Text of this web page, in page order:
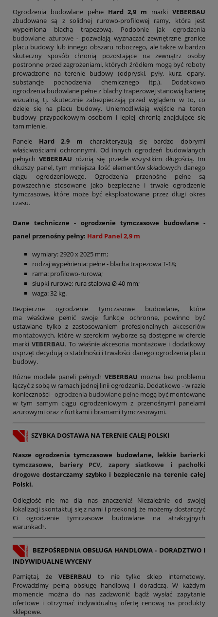
Ogrodzenia budowlane pełne Hard 2,9 m markiVEBERBAU
zbudowane są z solidnej rurowo-profilowej ramy, która jest
wypełniona blachą trapezową. Podobnie jak ogrodzenia
budowlane ażurowe- pozwalają wyznaczać zewnętrzne granice
placu budowy lub innego obszaru roboczego, ale także w bardzo
skuteczny sposób chronią pozostające na zewnątrz osoby
postronne przed zagrożeniami, których źródłem mogą być roboty
prowadzone na terenie budowy (odpryski, pyły, kurz, opary,
substancje pochodzenia chemicznego itp.). Dodatkowo
ogrodzenia budowlane pełne z blachy trapezowej stanowią barierę
wizualną, tj. skutecznie zabezpieczają przed wglądem w to, co
dzieje się na placu budowy. Uniemożliwiają wejście na teren
budowy przypadkowym osobom i lepiej chronią znajdujące się
tam mienie.
Panele Hard 2,9 m charakteryzują się bardzo dobrymi
właściwościami ochronnymi. Od innych ogrodzeń budowlanych
pełnychVEBERBAU różnią się przede wszystkim długością. Im
dłuższy panel, tym mniejsza ilość elementów składowych danego
ciągu ogrodzeniowego. Ogrodzenia przenośne pełne są
powszechnie stosowane jako bezpieczne i trwałe ogrodzenie
tymczasowe, które może być eksploatowane przez długi okres
czasu.
Dane techniczne - ogrodzenie tymczasowe budowlane -
panel przenośny pełny: Hard Panel 2,9 m
wymiary: 2920 x 2025 mm;
rodzaj wypełnienia: pełne - blacha trapezowa T-18;
rama: profilowo-rurowa;
słupki rurowe: rura stalowa Ø 40 mm;
waga: 32 kg.
Bezpieczne ogrodzenie tymczasowe budowlane, które
ma właściwie pełnić swoje funkcje ochronne, powinno być
ustawiane tylko z zastosowaniem profesjonalnych akcesoriów
montażowych, które w szerokim wyborze są dostępne w ofercie
marki VEBERBAU. To właśnie akcesoria montażowe i dodatkowy
osprzęt decydują o stabilności i trwałości danego ogrodzenia placu
budowy.
Różne modele paneli pełnych VEBERBAU można bez problemu
łączyć z sobą w ramach jednej linii ogrodzenia. Dodatkowo - w razie
konieczności -ogrodzenia budowlane pełne mogą być montowane
w tym samym ciągu ogrodzeniowym z przenośnymi panelami
ażurowymi oraz z furtkami i bramami tymczasowymi.
SZYBKA DOSTAWA NA TERENIE CAŁEJ POLSKI
Nasze ogrodzenia tymczasowe budowlane, lekkie barierki
tymczasowe, bariery PCV, zapory siatkowe i pachołki
drogowe dostarczamy szybko i bezpiecznie na terenie całej
Polski.
Odległość nie ma dla nas znaczenia! Niezależnie od swojej
lokalizacji skontaktuj się z nami i przekonaj, że możemy dostarczyć
Ci ogrodzenie tymczasowe budowlane na atrakcyjnych
warunkach.
BEZPOŚREDNIA OBSŁUGA HANDLOWA - DORADZTWO I
INDYWIDUALNE WYCENY
Pamiętaj, żeVEBERBAU to nie tylko sklep internetowy.
Prowadzimy pełną obsługę handlową i doradczą. W każdym
momencie można do nas zadzwonić bądź wysłać zapytanie
ofertowe i otrzymać indywidualną ofertę cenową na produkty
sklepowe.